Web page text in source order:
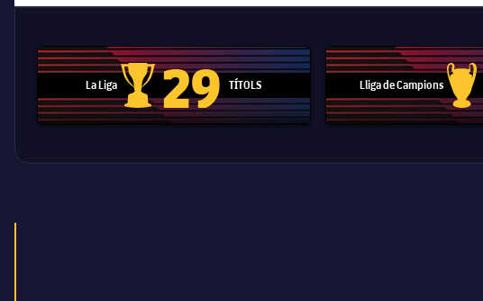
La Liga
Trofeu de la Liga
29 TÍTOLS Lliga de Campions